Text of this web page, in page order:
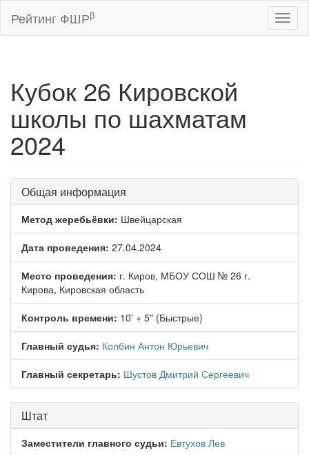
Рейтинг ФШРβ
Кубок 26 Кировской
школы по шахматам
2024
Общая информация
Метод жеребьёвки: Швейцарская
Дата проведения: 27.04.2024
Место проведения: г. Киров, МБОУ СОШ № 26 г.
Кирова, Кировская область
Контроль времени: 10' + 5" (Быстрые)
Главный судья: Колбин Антон Юрьевич
Главный секретарь: Шустов Дмитрий Сергеевич
Штат
Заместители главного судьи: Евтухов Лев